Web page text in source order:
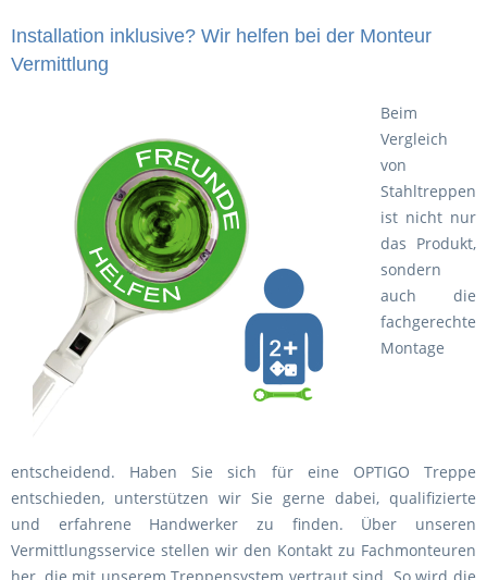
Installation inklusive? Wir helfen bei der Monteur
Vermittlung
Beim
Vergleich
von
Stahltreppen
ist nicht nur
das Produkt,
sondern
auch die
fachgerechte
Montage
entscheidend. Haben Sie sich für eine OPTIGO Treppe
entschieden, unterstützen wir Sie gerne dabei, qualifizierte
und erfahrene Handwerker zu finden. Über unseren
Vermittlungsservice stellen wir den Kontakt zu Fachmonteuren